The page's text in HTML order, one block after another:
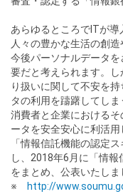
あらゆるところでITが導
人々の豊かな生活の創
今後パーソナルデータ
要だと考えられます。
り扱いに関して不安を
タの利用を躊躇してしま
消費者と企業における
ータを安全安心に利活
「情報信託機能の認定
し、2018年6月に「情報
をまとめ、公表いたしま
※
http://